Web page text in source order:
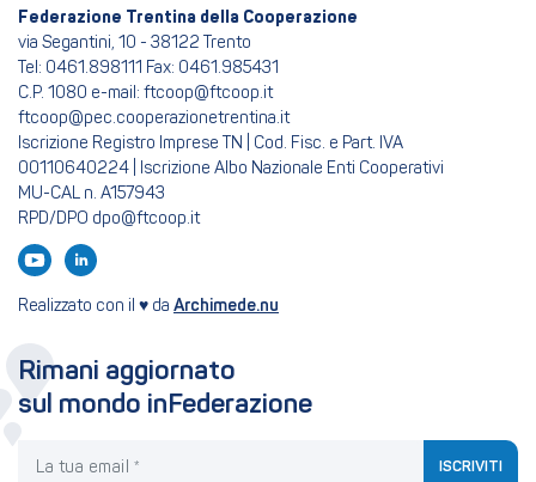
Federazione Trentina della Cooperazione
via Segantini, 10 - 38122 Trento
Tel: 0461.898111 Fax: 0461.985431
C.P. 1080 e-mail: ftcoop@ftcoop.it
ftcoop@pec.cooperazionetrentina.it
Iscrizione Registro Imprese TN | Cod. Fisc. e Part. IVA
00110640224 | Iscrizione Albo Nazionale Enti Cooperativi
MU-CAL n. A157943
RPD/DPO dpo@ftcoop.it
Realizzato con il ♥ da Archimede.nu
Rimani aggiornato
sul mondo inFederazione
ISCRIVITI